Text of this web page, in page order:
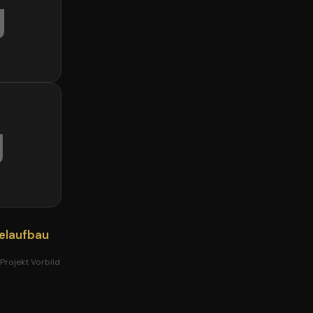
Projekt Vorbild